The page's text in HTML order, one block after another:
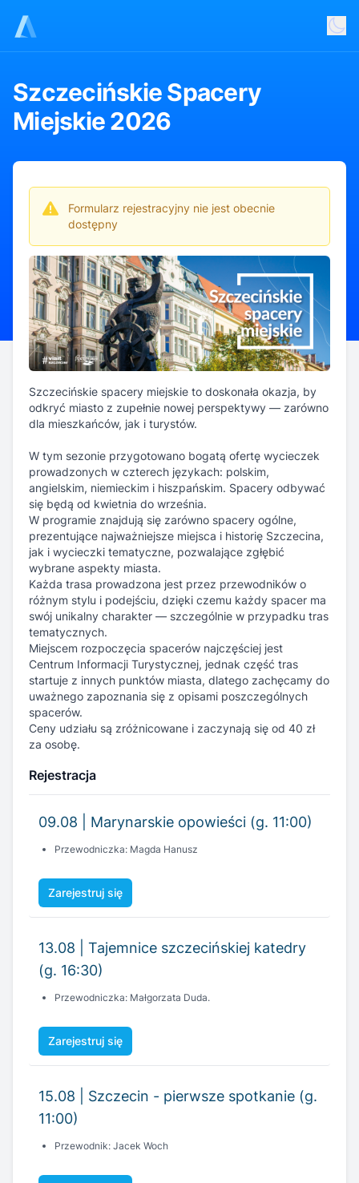
Szczecińskie Spacery
Miejskie 2026
Szczecińskie spacery miejskie to doskonała okazja, by
odkryć miasto z zupełnie nowej perspektywy — zarówno
dla mieszkańców, jak i turystów.
prowadzonych w czterech językach: polskim,
angielskim, niemieckim i hiszpańskim. Spacery odbywać
się będą od kwietnia do września.
prezentujące najważniejsze miejsca i historię Szczecina,
jak i wycieczki tematyczne, pozwalające zgłębić
wybrane aspekty miasta.
Każda trasa prowadzona jest przez przewodników o
różnym stylu i podejściu, dzięki czemu każdy spacer ma
swój unikalny charakter — szczególnie w przypadku tras
tematycznych.
Miejscem rozpoczęcia spacerów najczęściej jest
Centrum Informacji Turystycznej, jednak część tras
startuje z innych punktów miasta, dlatego zachęcamy do
uważnego zapoznania się z opisami poszczególnych
spacerów.
Ceny udziału są zróżnicowane i zaczynają się od 40 zł
za osobę.
Rejestracja
09.08 | Marynarskie opowieści (g. 11:00)
Przewodniczka: Magda Hanusz
Zarejestruj się
(g. 16:30)
Zarejestruj się
11:00)
Zarejestruj się